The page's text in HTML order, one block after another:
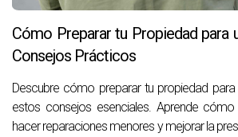
Cómo Preparar tu Propiedad para
Consejos Prácticos
Descubre cómo preparar tu propiedad
estos consejos esenciales. Aprende
hacer reparaciones menores y mejorar la